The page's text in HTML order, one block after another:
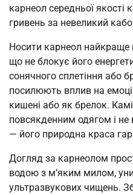
карнеол середньої якості
гривень за невеликий
Носити карнеол найкраще
що не блокує його
сонячного сплетіння або
посилюють вплив на
кишені або як брелок.
повсякденним одягом і
— його природна краса
Догляд за карнеолом
водою з м’яким милом,
ультразвукових чищень.